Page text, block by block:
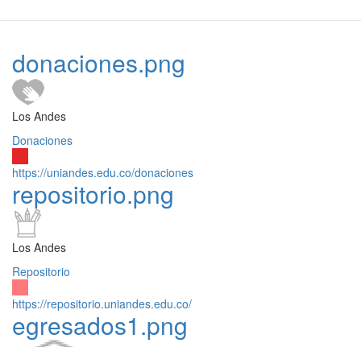
donaciones.png
Los Andes
Donaciones
https://uniandes.edu.co/donaciones
repositorio.png
Los Andes
Repositorio
https://repositorio.uniandes.edu.co/
egresados1.png